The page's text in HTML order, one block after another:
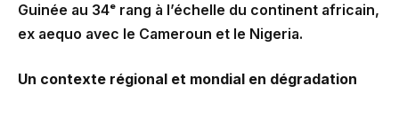
Guinée au 34ᵉ rang à l’échelle du continent africain,
ex aequo avec le Cameroun et le Nigeria.
Un contexte régional et mondial en dégradation